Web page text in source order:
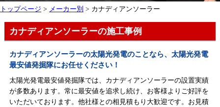
トップページ > メーカー別 > カナディアンソーラー
カナディアンソーラーの施工事例
カナディアンソーラーの太陽光発電のことなら、太陽光発電
最安値発掘隊にお任せください！
太陽光発電最安値発掘隊では、カナディアンソーラーの設置実績
が多数あります。常に最安値を追求し続け、お客様よりご好評を
いただいております。他社様との相見積もり大歓迎です。お見積